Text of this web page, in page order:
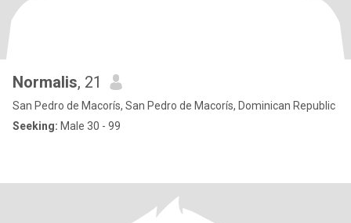
Normalis, 21
San Pedro de Macorís, San Pedro de Macorís, Dominican Republic
Seeking: Male 30 - 99